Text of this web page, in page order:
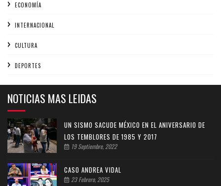
ECONOMÍA
INTERNACIONAL
CULTURA
DEPORTES
NOTICIAS MAS LEIDAS
UN SISMO SACUDE MÉXICO EN EL ANIVERSARIO DE
LOS TEMBLORES DE 1985 Y 2017
19 Septiembre, 2022
CASO ANDREA VIDAL
23 Febrero, 2025